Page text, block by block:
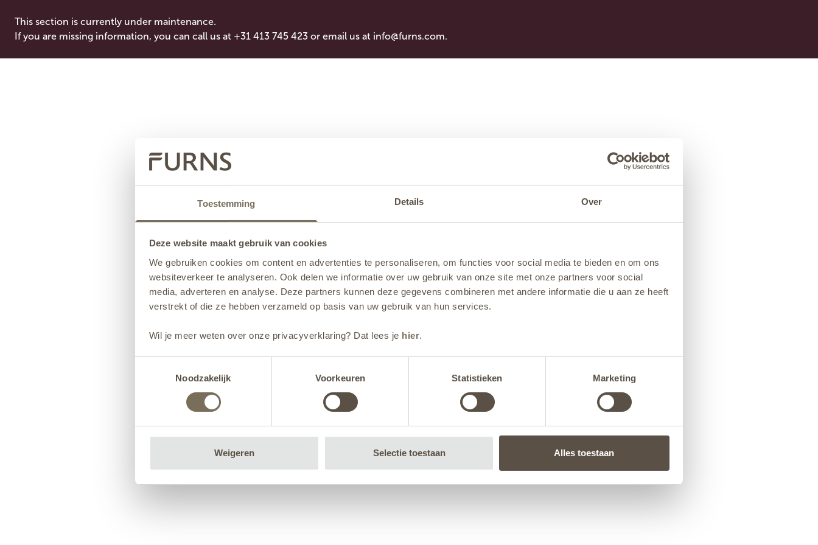
Toestemming Details Over
Deze website maakt gebruik van cookies
We gebruiken cookies om content en advertenties te personaliseren, om functies voor social media te bieden en om ons
websiteverkeer te analyseren. Ook delen we informatie over uw gebruik van onze site met onze partners voor social
media, adverteren en analyse. Deze partners kunnen deze gegevens combineren met andere informatie die u aan ze heeft
verstrekt of die ze hebben verzameld op basis van uw gebruik van hun services.
Wil je meer weten over onze privacyverklaring? Dat lees je hier.
Noodzakelijk
Voorkeuren Statistieken Marketing
Weigeren Selectie toestaan Alles toestaan
This section is currently under maintenance.
If you are missing information, you can call us at +31 413 745 423 or email us at info@furns.com.